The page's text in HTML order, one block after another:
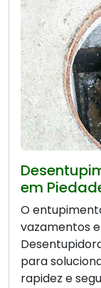
em
O
vazamentos
para
rapidez e